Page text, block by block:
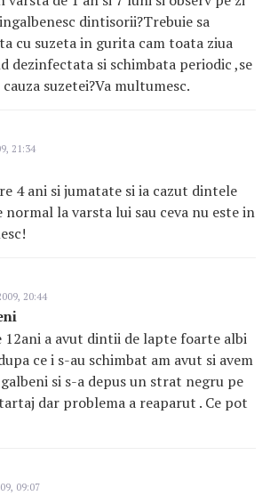
dintisorii?Trebuie sa
cu suzeta in gurita cam toata ziua
dezinfectata si schimbata periodic ,se
suzetei?Va multumesc.
21:34
4 ani si jumatate si ia cazut dintele
normal la varsta lui sau ceva nu este in
20:44
12ani a avut dintii de lapte foarte albi
ce i s-au schimbat am avut si avem
si s-a depus un strat negru pe
dar problema a reaparut . Ce pot
09:07